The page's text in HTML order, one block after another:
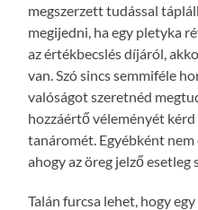
megszerzett tudással
megijedni, ha egy pletyka
az értékbecslés díjáról,
van. Szó sincs semmiféle
valóságot szeretnéd
hozzáértő véleményét
tanáromét. Egyébként
ahogy az öreg jelző esetleg
Talán furcsa lehet, hogy